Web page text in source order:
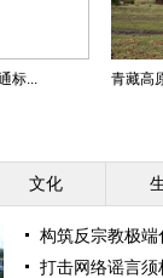
标... 青藏高
文化
构筑反宗教极端
打击网络谣言须